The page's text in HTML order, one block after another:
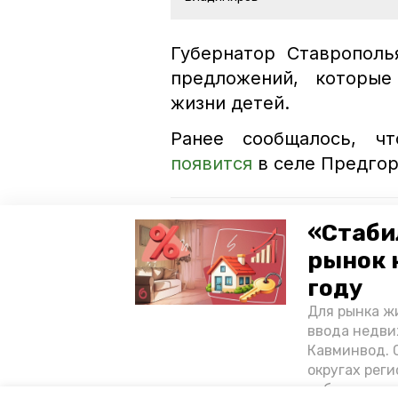
рынок
году
Для рынка
ввода
Кавминвод.
округах
Губернатор
предложений,
жизни детей.
Ранее сообщалось,
появится в селе
Читайте также:
Губернатор поручил
учреждений образования
На Ставрополье стремятся
проверка